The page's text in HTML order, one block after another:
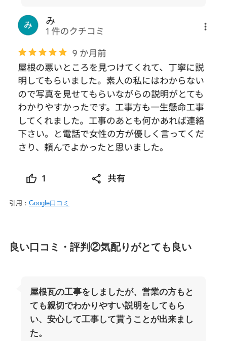
引用： Google口コミ
良い口コミ・評判②気配りがとても良い
屋根瓦の工事をしましたが、営業の方もと
ても親切でわかりやすい説明をしてもら
い、安心して工事して貰うことが出来まし
た。